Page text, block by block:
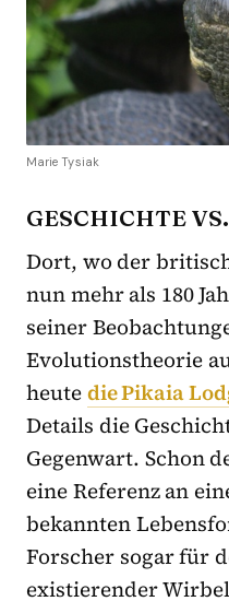
Marie Tysiak
GESCHICHTE
Dort, wo der
nun mehr als 180
seiner
Evolutionstheorie
heutedie Pikaia
Details die
Gegenwart. Schon
eine Referenz an
bekannten
Forscher sogar für
existierender